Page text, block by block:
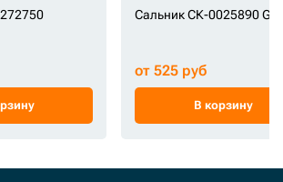
Сальник СК-0025890 GE
от 525 руб
В корзину